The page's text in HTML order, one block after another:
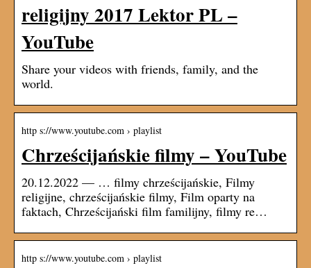
religijny 2017 Lektor PL –
YouTube
Share your videos with friends, family, and the
world.
http s://www.youtube.com › playlist
Chrześcijańskie filmy – YouTube
20.12.2022 — … filmy chrześcijańskie, Filmy
religijne, chrześcijańskie filmy, Film oparty na
faktach, Chrześcijański film familijny, filmy re…
http s://www.youtube.com › playlist